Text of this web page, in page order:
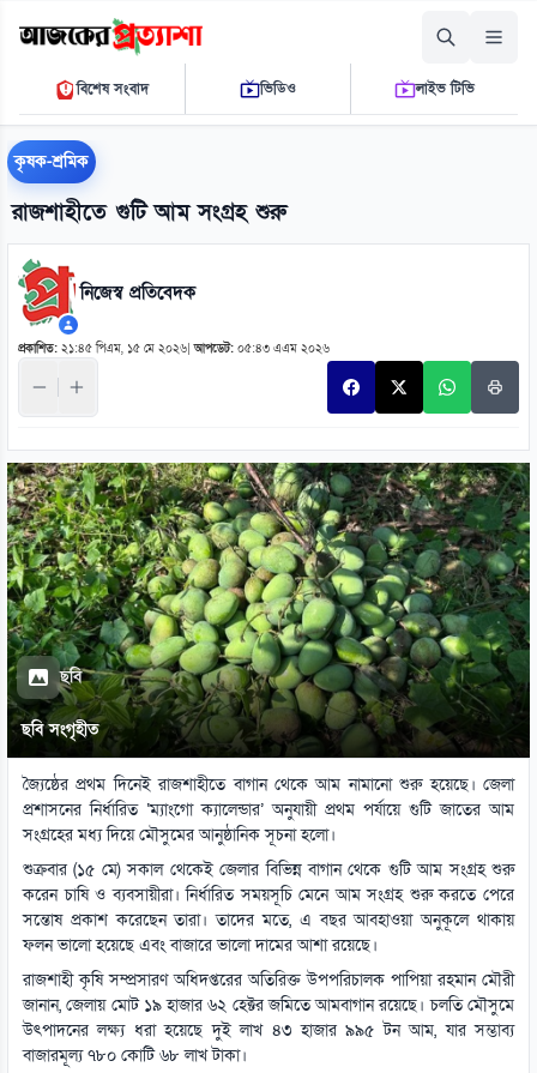
বৃহস্পতিবার, ০৬ আগস্ট ২০২৬
০৮ ২৯ ৫৩ এ.এম.THE DAILY AJKER PROTTASHA
বিশেষ সংবাদ ভিডিও লাইভ টিভি
কৃষক-শ্রমিক
রাজশাহীতে গুটি আম সংগ্রহ শুরু
নিজেস্ব প্রতিবেদক
প্রকাশিত: ২১:৪৫ পিএম, ১৫ মে ২০২৬ |আপডেট: ০৫:৪৩ এএম ২০২৬
ছবি
ছবি সংগৃহীত
জ্যৈষ্ঠের প্রথম দিনেই রাজশাহীতে বাগান থেকে আম নামানো শুরু হয়েছে। জেলা
প্রশাসনের নির্ধারিত ‘ম্যাংগো ক্যালেন্ডার’ অনুযায়ী প্রথম পর্যায়ে গুটি জাতের আম
সংগ্রহের মধ্য দিয়ে মৌসুমের আনুষ্ঠানিক সূচনা হলো।
শুক্রবার (১৫ মে) সকাল থেকেই জেলার বিভিন্ন বাগান থেকে গুটি আম সংগ্রহ শুরু
করেন চাষি ও ব্যবসায়ীরা। নির্ধারিত সময়সূচি মেনে আম সংগ্রহ শুরু করতে পেরে
সন্তোষ প্রকাশ করেছেন তারা। তাদের মতে, এ বছর আবহাওয়া অনুকূলে থাকায়
ফলন ভালো হয়েছে এবং বাজারে ভালো দামের আশা রয়েছে।
রাজশাহী কৃষি সম্প্রসারণ অধিদপ্তরের অতিরিক্ত উপপরিচালক পাপিয়া রহমান মৌরী
জানান, জেলায় মোট ১৯ হাজার ৬২ হেক্টর জমিতে আমবাগান রয়েছে। চলতি মৌসুমে
উৎপাদনের লক্ষ্য ধরা হয়েছে দুই লাখ ৪৩ হাজার ৯৯৫ টন আম, যার সম্ভাব্য
বাজারমূল্য ৭৮০ কোটি ৬৮ লাখ টাকা।